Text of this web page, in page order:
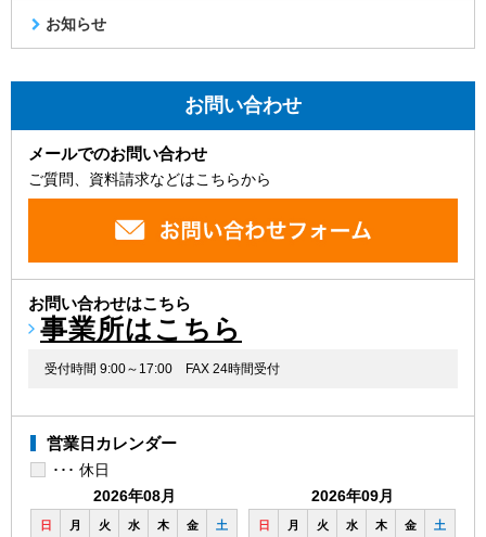
お知らせ
お問い合わせ
メールでのお問い合わせ
ご質問、資料請求などはこちらから
お問い合わせはこちら
事業所はこちら
受付時間 9:00～17:00 FAX 24時間受付
営業日カレンダー
･･･ 休日
2026年08月
日 月 火 水 木 金 土
2026年09月
日 月 火 水 木 金 土